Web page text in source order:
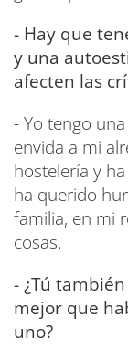
- Hay que
y una
afecten las
- Yo tengo
envida a mi
hostelería y
ha querido
familia, en mi
cosas.
- ¿Tú
mejor que
uno?